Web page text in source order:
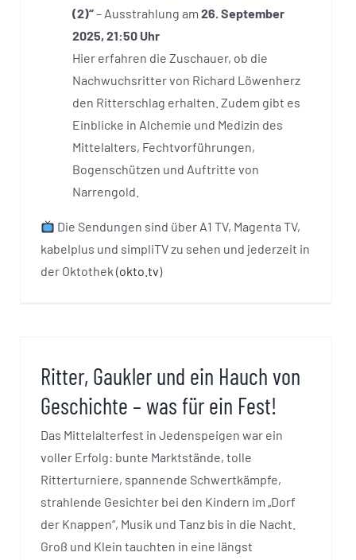
(2)“– Ausstrahlung am 26. September
2025, 21:50 Uhr
Hier erfahren die Zuschauer, ob die
Nachwuchsritter von Richard Löwenherz
den Ritterschlag erhalten. Zudem gibt es
Einblicke in Alchemie und Medizin des
Mittelalters, Fechtvorführungen,
Bogenschützen und Auftritte von
Narrengold.
Die Sendungen sind über A1 TV, Magenta TV,
kabelplus und simpliTV zu sehen und jederzeit in
der Oktothek (okto.tv)
Ritter, Gaukler und ein Hauch von
Geschichte – was für ein Fest!
Das Mittelalterfest in Jedenspeigen war ein
voller Erfolg: bunte Marktstände, tolle
Ritterturniere, spannende Schwertkämpfe,
strahlende Gesichter bei den Kindern im „Dorf
der Knappen“, Musik und Tanz bis in die Nacht.
Groß und Klein tauchten in eine längst